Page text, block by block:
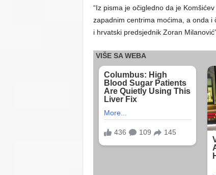
“Iz pisma je očigledno da je
zapadnim centrima moćima, a onda i
i hrvatski predsjednik Zoran